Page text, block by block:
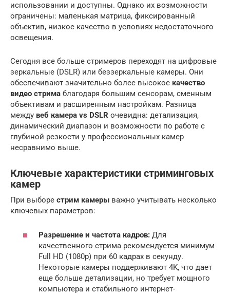
использовании и доступны. Однако их возможности
ограничены: маленькая матрица, фиксированный
объектив, низкое качество в условиях недостаточного
освещения.
Сегодня все больше стримеров переходят на цифровые
зеркальные (DSLR) или беззеркальные камеры. Они
обеспечивают значительно более высокое качество
видео стрима благодаря большим сенсорам, сменным
объективам и расширенным настройкам. Разница
между веб камера vs DSLR очевидна: детализация,
динамический диапазон и возможности по работе с
глубиной резкости у профессиональных камер
несравнимо выше.
Ключевые характеристики стриминговых
камер
При выборе стрим камеры важно учитывать несколько
ключевых параметров:
Разрешение и частота кадров: Для
качественного стрима рекомендуется минимум
Full HD (1080p) при 60 кадрах в секунду.
Некоторые камеры поддерживают 4K, что дает
еще больше детализации, но требует мощного
компьютера и стабильного интернет-